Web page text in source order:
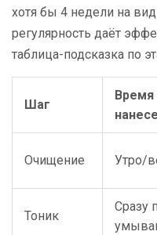
хотя бы 4 недели на
регулярность даёт
таблица-подсказка по
Шаг
Время
Очищение Утро/
Тоник
Сразу